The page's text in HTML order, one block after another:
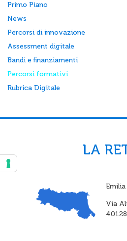
Primo Piano
News
Percorsi di innovazione
Assessment digitale
Bandi e finanziamenti
Percorsi formativi
Rubrica Digitale
LA
Via